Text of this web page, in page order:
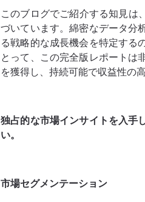
このブログでご紹介する知見は
づいています。綿密なデータ分
る戦略的な成長機会を特定する
とって、この完全版レポートは
を獲得し、持続可能で収益性の
独占的な市場インサイトを入手
い。
市場セグメンテーション